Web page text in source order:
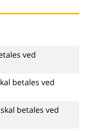
ved
betales ved
betales ved